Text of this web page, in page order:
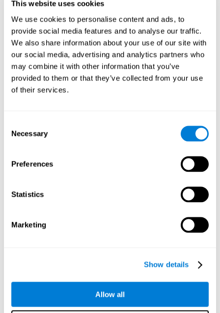
This website uses cookies
We use cookies to personalise content and ads, to
provide social media features and to analyse our traffic.
We also share information about your use of our site with
our social media, advertising and analytics partners who
may combine it with other information that you’ve
provided to them or that they’ve collected from your use
of their services.
Selection
Necessary
Preferences
Statistics
Marketing
Show details
Allow all
るのに役立ちます。これは、認知能力のより高度な器用さを必
立ちます。
マインド ゲーム「Fruit Frenzy」は
どのように私の認知スキルを向上さ
せますか?
「Fruit Frenzy」をプレイすると、特定の神経活性化パターンが
刺激されます。このパターンを一貫して繰り返してトレーニン
ることができます。これらのスキルを継続的に刺激すること
で、新しいシナプスを作り出し、認知機能を向上させることが
認知能力を鍛えないとどうなります
私たちの脳は、定期的に使用しない機能のために神経リソース
を節約する傾向があります。したがって、認知スキルが通常使
ためのリソースを提供しません。これにより、その認知機能を
使用する能力が低下し、日常活動の効率が低下します。